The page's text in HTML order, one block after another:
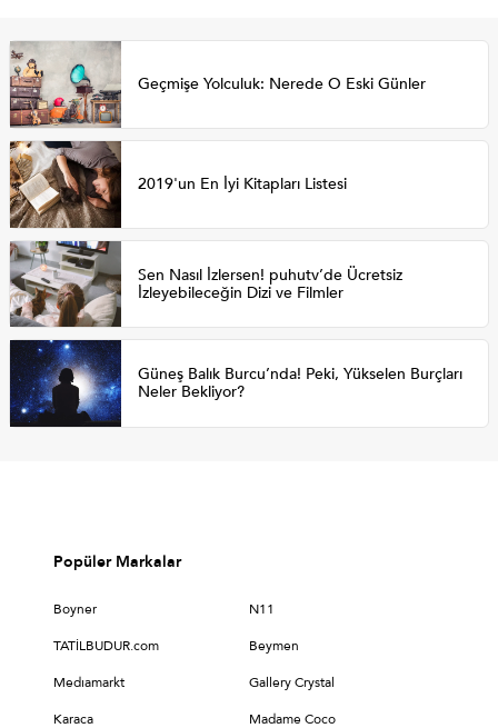
Geçmişe Yolculuk: Nerede O Eski Günler
2019'un En İyi Kitapları Listesi
Sen Nasıl İzlersen! puhutv’de Ücretsiz
İzleyebileceğin Dizi ve Filmler
Güneş Balık Burcu’nda! Peki, Yükselen Burçları
Neler Bekliyor?
Popüler Markalar
Boyner N11
TATİLBUDUR.com Beymen
Medıamarkt Gallery Crystal
Karaca Madame Coco